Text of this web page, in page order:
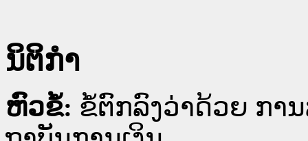
ນິຕິກໍາ
ຫົວຂໍ້: ຂໍ້​ຕົກ​ລົງວ່າ​ດ້ວຍ ກາ